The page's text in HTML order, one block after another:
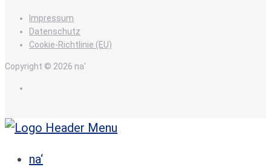
Impressum
Datenschutz
Cookie-Richtlinie (EU)
Copyright © 2026 na'
na‘